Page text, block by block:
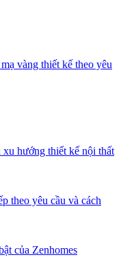
vàng thiết kế theo yêu
xu hướng thiết kế nội thất
theo yêu cầu và cách
của Zenhomes